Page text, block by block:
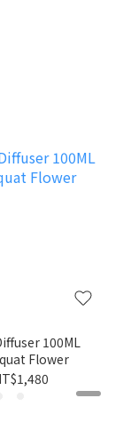
100ML
Flower